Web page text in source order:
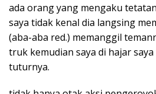
ada orang yang mengaku
saya tidak kenal dia langsing
(aba-aba red.) memanggil
truk kemudian saya di hajar
tuturnya.